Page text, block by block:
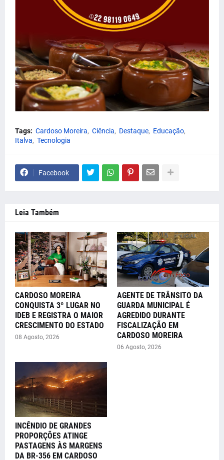
Tags: Cardoso Moreira Ciência Destaque
Educação
Italva
Tecnologia
Facebook
Leia Também
CARDOSO MOREIRA
CONQUISTA 3º LUGAR NO
IDEB E REGISTRA O MAIOR
CRESCIMENTO DO ESTADO
08 Agosto, 2026
AGENTE DE TRÂNSITO DA
GUARDA MUNICIPAL É
AGREDIDO DURANTE
FISCALIZAÇÃO EM
CARDOSO MOREIRA
06 Agosto, 2026
INCÊNDIO DE GRANDES
PROPORÇÕES ATINGE
PASTAGENS ÀS MARGENS
DA BR-356 EM CARDOSO